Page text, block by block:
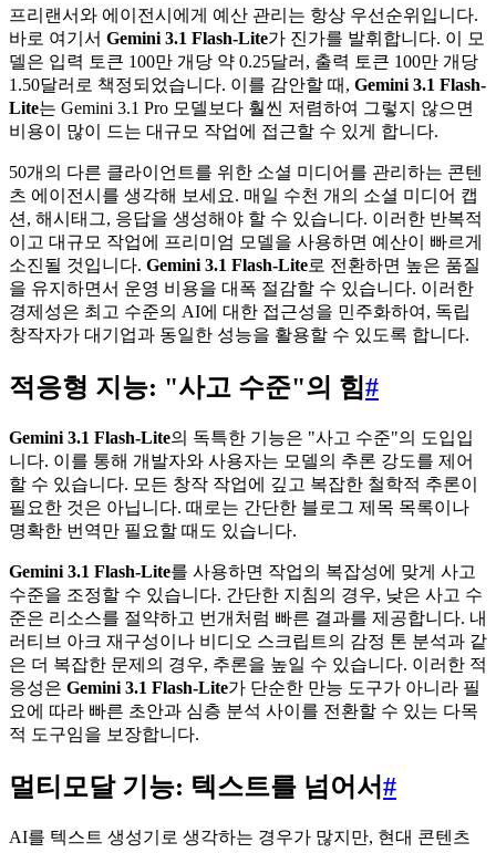
프리랜서와 에이전시에게 예산 관리는 항상 우선순위입니다.
바로 여기서 Gemini 3.1 Flash-Lite가 진가를 발휘합니다. 이 모
델은 입력 토큰 100만 개당 약 0.25달러, 출력 토큰 100만 개당
1.50달러로 책정되었습니다. 이를 감안할 때, Gemini 3.1 Flash-
Lite는 Gemini 3.1 Pro 모델보다 훨씬 저렴하여 그렇지 않으면
비용이 많이 드는 대규모 작업에 접근할 수 있게 합니다.
50개의 다른 클라이언트를 위한 소셜 미디어를 관리하는 콘텐
츠 에이전시를 생각해 보세요. 매일 수천 개의 소셜 미디어 캡
션, 해시태그, 응답을 생성해야 할 수 있습니다. 이러한 반복적
이고 대규모 작업에 프리미엄 모델을 사용하면 예산이 빠르게
소진될 것입니다. Gemini 3.1 Flash-Lite로 전환하면 높은 품질
을 유지하면서 운영 비용을 대폭 절감할 수 있습니다. 이러한
경제성은 최고 수준의 AI에 대한 접근성을 민주화하여, 독립
창작자가 대기업과 동일한 성능을 활용할 수 있도록 합니다.
적응형 지능: "사고 수준"의 힘#
Gemini 3.1 Flash-Lite의 독특한 기능은 "사고 수준"의 도입입
니다. 이를 통해 개발자와 사용자는 모델의 추론 강도를 제어
할 수 있습니다. 모든 창작 작업에 깊고 복잡한 철학적 추론이
필요한 것은 아닙니다. 때로는 간단한 블로그 제목 목록이나
명확한 번역만 필요할 때도 있습니다.
Gemini 3.1 Flash-Lite를 사용하면 작업의 복잡성에 맞게 사고
수준을 조정할 수 있습니다. 간단한 지침의 경우, 낮은 사고 수
준은 리소스를 절약하고 번개처럼 빠른 결과를 제공합니다. 내
러티브 아크 재구성이나 비디오 스크립트의 감정 톤 분석과 같
은 더 복잡한 문제의 경우, 추론을 높일 수 있습니다. 이러한 적
응성은 Gemini 3.1 Flash-Lite가 단순한 만능 도구가 아니라 필
요에 따라 빠른 초안과 심층 분석 사이를 전환할 수 있는 다목
적 도구임을 보장합니다.
멀티모달 기능: 텍스트를 넘어서#
AI를 텍스트 생성기로 생각하는 경우가 많지만, 현대 콘텐츠